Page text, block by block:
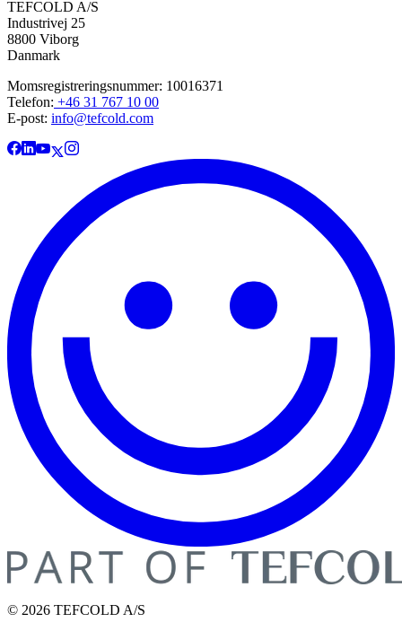
TEFCOLD A/S
Industrivej 25
8800 Viborg
Danmark
Momsregistreringsnummer: 10016371
Telefon: +46 31 767 10 00
E-post: info@tefcold.com
© 2026 TEFCOLD A/S